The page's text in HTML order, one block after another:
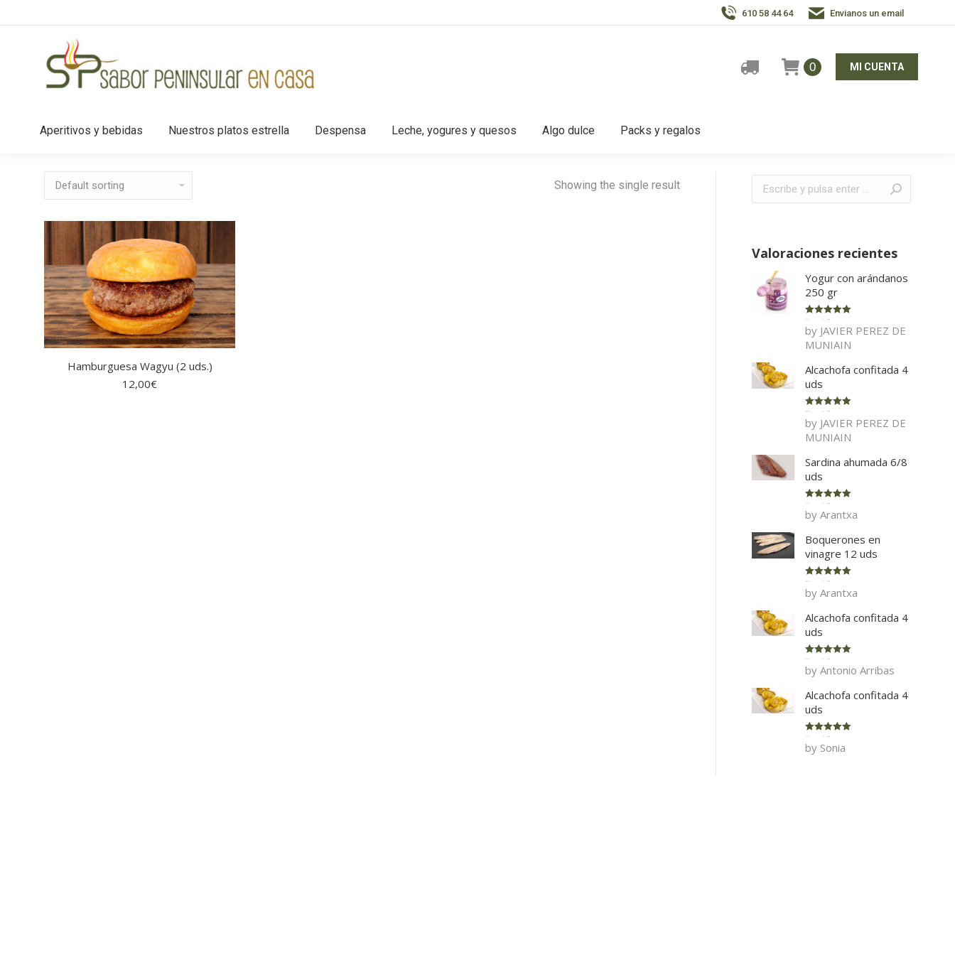
610 58 44 64 Envianos un email
0 MI CUENTA
Aperitivos y bebidas Nuestros platos estrella Despensa Leche, yogures y quesos Algo dulce Packs y regalos
Showing the single result
Hamburguesa Wagyu (2 uds.)
12,00€
Buscar:
Valoraciones recientes
Yogur con arándanos
250 gr
Rated 5
of 5
by JAVIER PEREZ DE
MUNIAIN
Alcachofa confitada 4
uds
Rated 5
of 5
by JAVIER PEREZ DE
MUNIAIN
Sardina ahumada 6/8
uds
Rated 5
of 5
by Arantxa
Boquerones en
vinagre 12 uds
Rated 5
of 5
by Arantxa
Alcachofa confitada 4
uds
Rated 5
of 5
by Antonio Arribas
Alcachofa confitada 4
uds
Rated 5
of 5
by Sonia